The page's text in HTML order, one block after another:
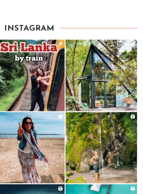
INSTAGRAM